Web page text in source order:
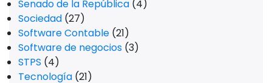
Senado de la República (4)
Sociedad (27)
Software Contable (21)
Software de negocios (3)
STPS (4)
Tecnología (21)